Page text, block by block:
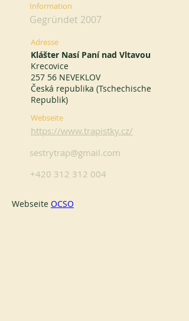
Information
Gegründet 2007
Adresse
Klášter Nasí Paní nad Vltavou
Krecovice
257 56 NEVEKLOV
Česká republika (Tschechische
Republik)
Webseite
https://www.trapistky.cz/
sestrytrap@gmail.com
+420 312 312 004
Webseite OCSO